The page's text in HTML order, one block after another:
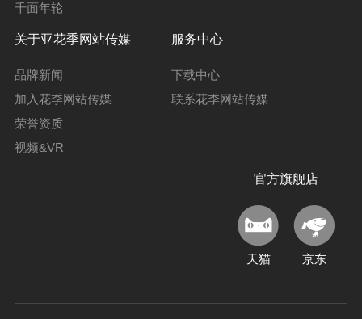
千面年轮
关于亚花季网站传媒
品牌新闻
加入花季网站传媒
荣誉资质
视频&VR
服务中心
下载中心
联系花季网站传媒
官方旗舰店
天猫 京东